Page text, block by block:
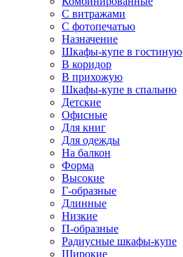
С витражами
С фотопечатью
Назначение
Шкафы-купе в гостиную
В коридор
В прихожую
Шкафы-купе в спальню
Детские
Офисные
Для книг
Для одежды
На балкон
Форма
Высокие
Г-образные
Длинные
Низкие
П-образные
Радиусные шкафы-купе
Широкие